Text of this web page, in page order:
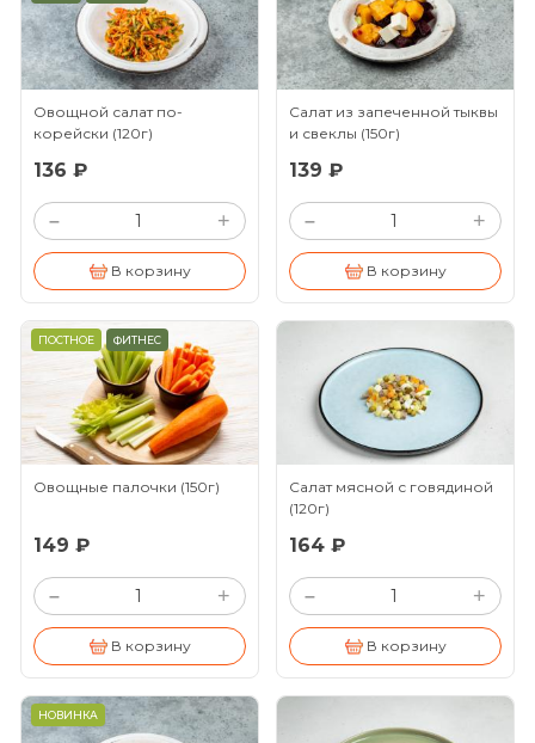
Овощной салат по-
корейски (120г)
136 ₽
– +
В корзину
Салат из запеченной тыквы
и свеклы (150г)
139 ₽
– +
В корзину
ПОСТНОЕ ФИТНЕС
Овощные палочки (150г)
149 ₽
– +
В корзину
Салат мясной с говядиной
(120г)
164 ₽
– +
В корзину
НОВИНКА